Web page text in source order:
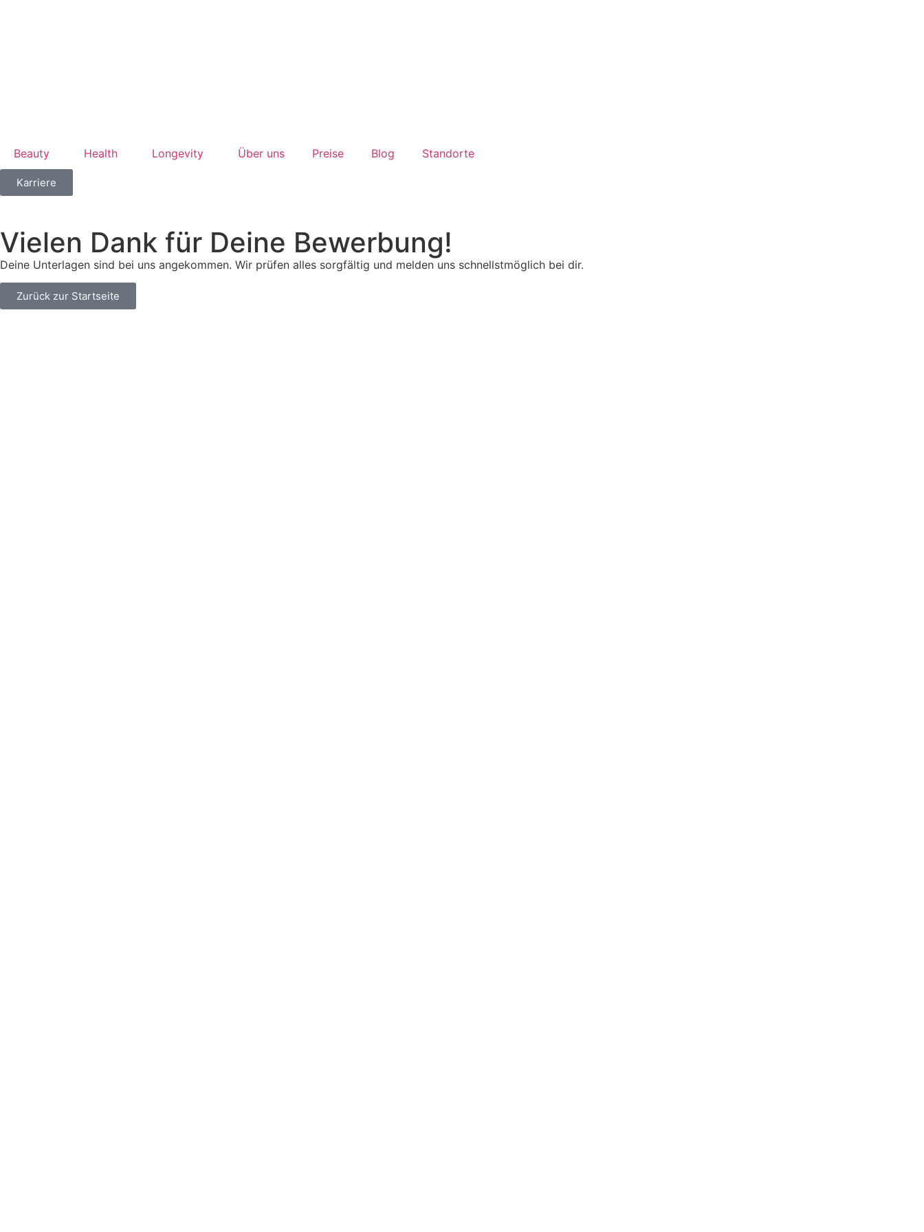
Beauty Health Longevity Über uns Preise Blog Standorte
Karriere
Vielen Dank für Deine Bewerbung!
Deine Unterlagen sind bei uns angekommen. Wir prüfen alles sorgfältig und melden uns schnellstmöglich bei dir.
Zurück zur Startseite